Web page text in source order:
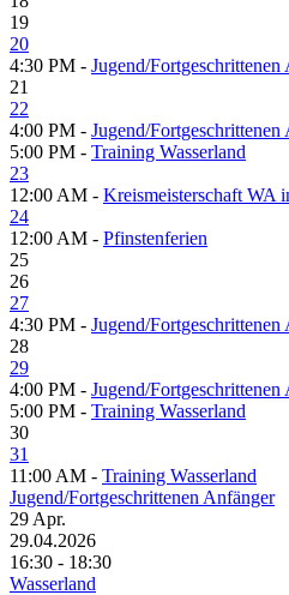
19
20
4:30 PM - Jugend/Fortgeschrittenen
21
22
4:00 PM - Jugend/Fortgeschrittenen
5:00 PM - Training Wasserland
23
12:00 AM - Kreismeisterschaft WA
24
12:00 AM - Pfinstenferien
25
26
27
4:30 PM - Jugend/Fortgeschrittenen
28
29
4:00 PM - Jugend/Fortgeschrittenen
5:00 PM - Training Wasserland
30
31
11:00 AM - Training Wasserland
Jugend/Fortgeschrittenen Anfänger
29 Apr.
29.04.2026
16:30 - 18:30
Wasserland